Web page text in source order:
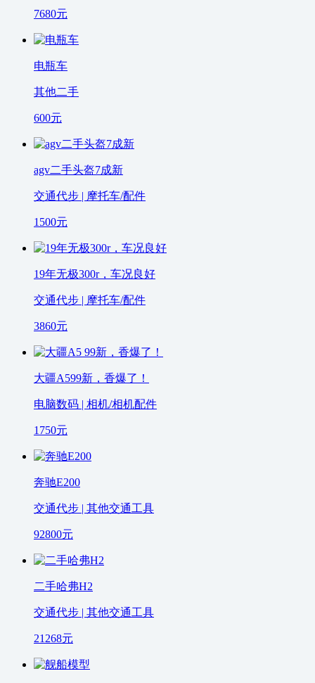
7680元
电瓶车
其他二手
600元
agv二手头盔7成新
交通代步 | 摩托车/配件
1500元
19年无极300r，车况良好
交通代步 | 摩托车/配件
3860元
大疆A599新，香爆了！
电脑数码 | 相机/相机配件
1750元
奔驰E200
交通代步 | 其他交通工具
92800元
二手哈弗H2
交通代步 | 其他交通工具
21268元